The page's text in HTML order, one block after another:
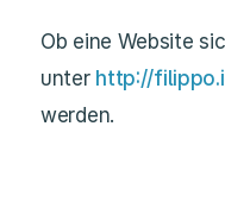
Ob eine Website
unter http://
werden.